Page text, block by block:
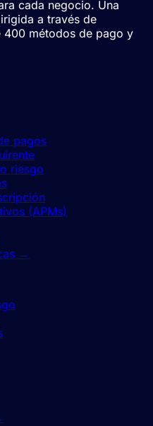
cada negocio. Una
a través de
400 métodos de pago y
pagos
riesgo
(APMs)
→